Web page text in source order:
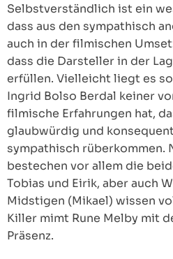
Selbstverständlich ist ein
dass aus den sympathisch
auch in der filmischen
dass die Darsteller in der
erfüllen. Vielleicht liegt es
Ingrid Bolso Berdal keiner
filmische Erfahrungen hat,
glaubwürdig und
sympathisch rüberkommen.
bestechen vor allem die
Tobias und Eirik, aber auch
Midstigen (Mikael) wissen
Killer mimt Rune Melby mit
Präsenz.